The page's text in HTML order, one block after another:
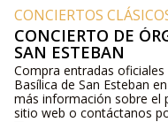
CONCIERTOS
CONCIERTO DE
SAN ESTEBAN
Compra entradas
Basílica de San Esteban
más información sobre el
sitio web o contáctanos